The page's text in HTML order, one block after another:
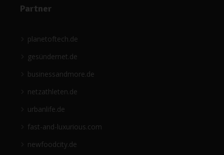
Partner
planetoftech.de
gesündernet.de
businessandmore.de
netzathleten.de
urbanlife.de
fast-and-luxurious.com
newfoodcity.de